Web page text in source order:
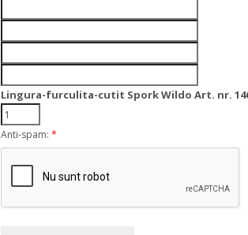
Lingura-furculita-cutit Spork Wildo Art. nr.
Anti-spam: *